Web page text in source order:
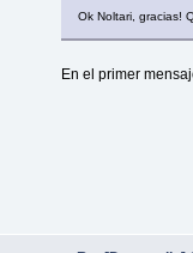
Ok Noltari, gracias!
En el primer